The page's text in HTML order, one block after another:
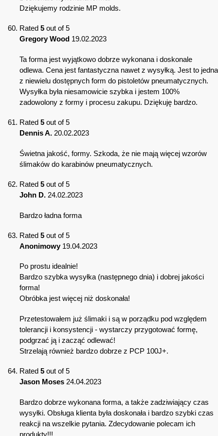
Dziękujemy rodzinie MP molds.
Rated 5 out of 5
Gregory Wood 19.02.2023
Ta forma jest wyjątkowo dobrze wykonana i doskonale
odlewa. Cena jest fantastyczna nawet z wysyłką. Jest to jedna
z niewielu dostępnych form do pistoletów pneumatycznych.
Wysyłka była niesamowicie szybka i jestem 100%
zadowolony z formy i procesu zakupu. Dziękuję bardzo.
Rated 5 out of 5
Dennis A. 20.02.2023
Świetna jakość, formy. Szkoda, że nie mają więcej wzorów
ślimaków do karabinów pneumatycznych.
Rated 5 out of 5
John D. 24.02.2023
Bardzo ładna forma
Rated 5 out of 5
Anonimowy 19.04.2023
Po prostu idealnie!
Bardzo szybka wysyłka (następnego dnia) i dobrej jakości
forma!
Obróbka jest więcej niż doskonała!
Przetestowałem już ślimaki i są w porządku pod względem
tolerancji i konsystencji - wystarczy przygotować formę,
podgrzać ją i zacząć odlewać!
Strzelają również bardzo dobrze z PCP 100J+.
Rated 5 out of 5
Jason Moses 24.04.2023
Bardzo dobrze wykonana forma, a także zadziwiający czas
wysyłki. Obsługa klienta była doskonała i bardzo szybki czas
reakcji na wszelkie pytania. Zdecydowanie polecam ich
produkty!!!